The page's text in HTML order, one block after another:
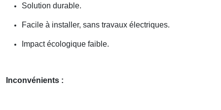
Solution durable.
Facile à installer, sans travaux électriques.
Impact écologique faible.
Inconvénients :